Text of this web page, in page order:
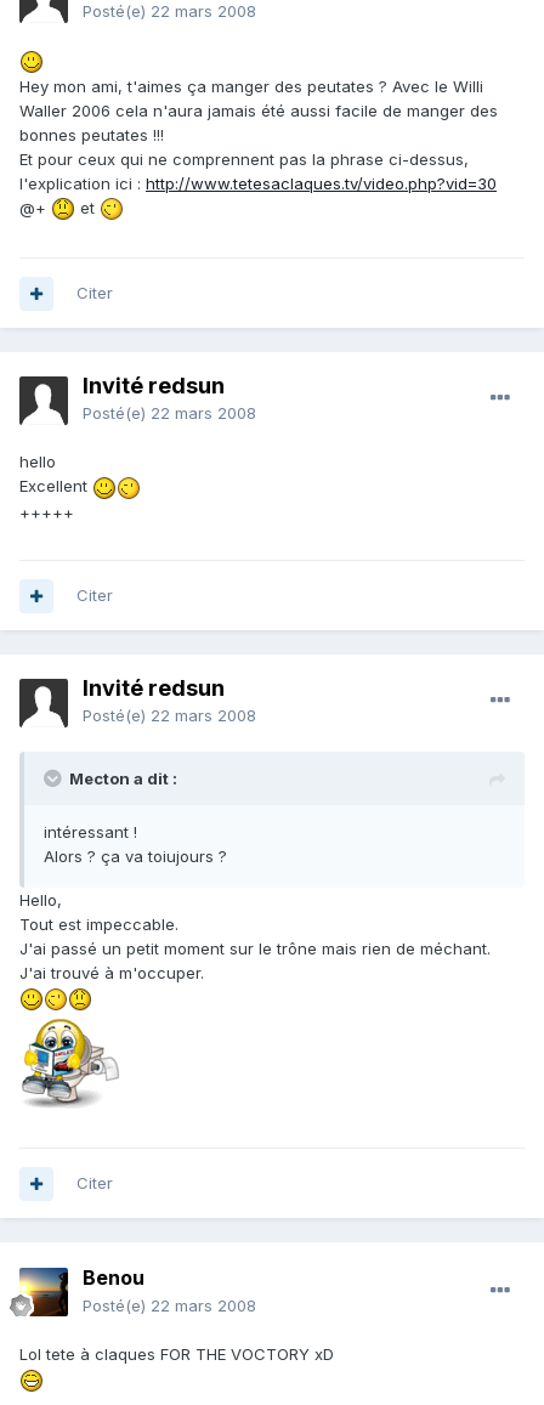
Posté(e) 22 mars 2008
Hey mon ami, t'aimes ça manger des peutates ? Avec le Willi
Waller 2006 cela n'aura jamais été aussi facile de manger des
bonnes peutates !!!
Et pour ceux qui ne comprennent pas la phrase ci-dessus,
l'explication ici : http://www.tetesaclaques.tv/video.php?vid=30
@+
et
Citer
Invité redsun
Posté(e) 22 mars 2008
hello
Excellent
+++++
Citer
Invité redsun
Posté(e) 22 mars 2008
Mecton a dit :
intéressant !
Alors ? ça va toiujours ?
Hello,
Tout est impeccable.
J'ai passé un petit moment sur le trône mais rien de méchant.
J'ai trouvé à m'occuper.
Citer
Benou
Posté(e) 22 mars 2008
Lol tete à claques FOR THE VOCTORY xD